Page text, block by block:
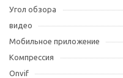
Угол обзора
видео
Мобильное приложение
Компрессия
Оnvif